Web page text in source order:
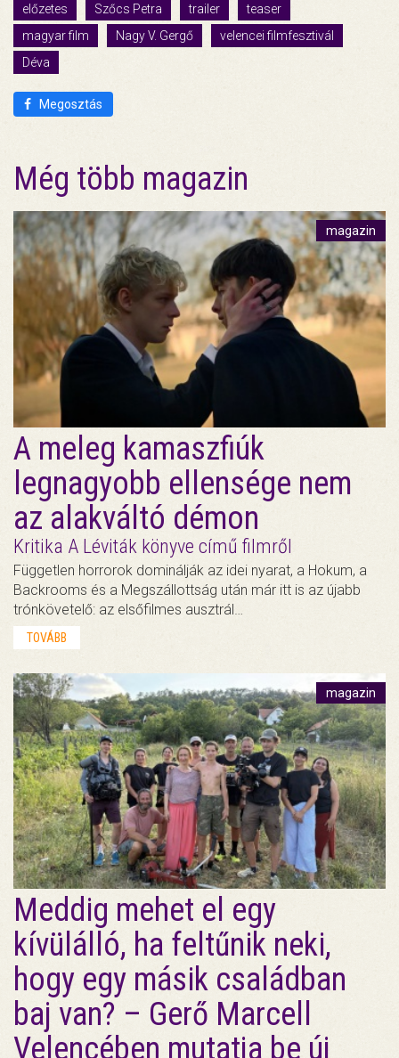
előzetes Szőcs Petra trailer
teaser
magyar film
Nagy V. Gergő
velencei filmfesztivál
Déva
Megosztás
Még több magazin
magazin
A meleg kamaszfiúk
legnagyobb ellensége nem
az alakváltó démon
Kritika A Léviták könyve című filmről
Független horrorok dominálják az idei nyarat, a Hokum, a
Backrooms és a Megszállottság után már itt is az újabb
trónkövetelő: az elsőfilmes ausztrál…
TOVÁBB
magazin
Meddig mehet el egy
kívülálló, ha feltűnik neki,
hogy egy másik családban
baj van? – Gerő Marcell
Velencében mutatja be új